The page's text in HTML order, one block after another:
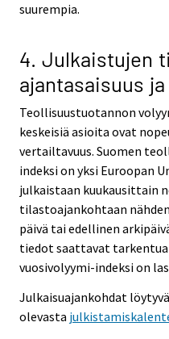
suurempia.
4. Julkaistujen
ajantasaisuus
Teollisuustuotannon
keskeisiä asioita ovat
vertailtavuus. Suomen
indeksi on yksi Euroopan
julkaistaan kuukausittain
tilastoajankohtaan
päivä tai edellinen
tiedot saattavat
vuosivolyymi-indeksi on
Julkaisuajankohdat
olevasta